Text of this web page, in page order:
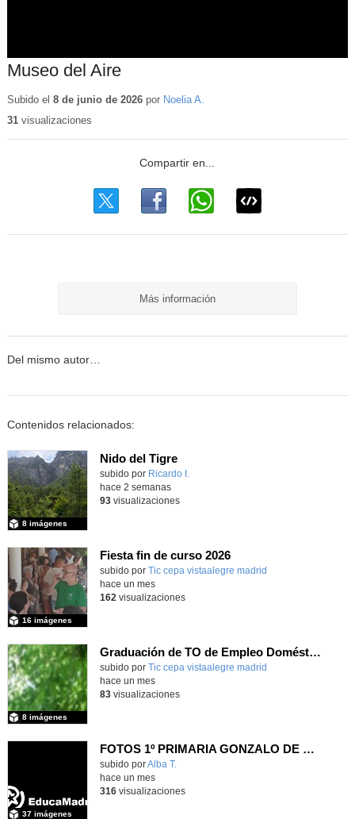
Museo del Aire
Subido el 8 de junio de 2026por Noelia A.
31visualizaciones
Más información
Del mismo autor…
Contenidos relacionados:
Nido del Tigre
subido por Ricardo I.
8 imágenes
hace 2 semanas
93visualizaciones
Fiesta fin de curso 2026
subido por Tic cepa vistaalegre madrid
16 imágenes
hace un mes
162 visualizaciones
Graduación de TO de Empleo Doméstico
subido por Tic cepa vistaalegre madrid
8 imágenes
hace un mes
83visualizaciones
FOTOS 1º PRIMARIA GONZALO DE BERCEO
subido porAlba T.
37 imágenes
hace un mes
316visualizaciones